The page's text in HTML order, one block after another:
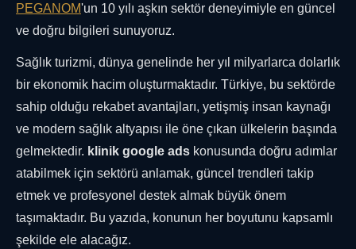
PEGANOM'un 10 yılı aşkın sektör deneyimiyle en güncel
ve doğru bilgileri sunuyoruz.
Sağlık turizmi, dünya genelinde her yıl milyarlarca dolarlık
bir ekonomik hacim oluşturmaktadır. Türkiye, bu sektörde
sahip olduğu rekabet avantajları, yetişmiş insan kaynağı
ve modern sağlık altyapısı ile öne çıkan ülkelerin başında
gelmektedir. klinik google ads konusunda doğru adımlar
atabilmek için sektörü anlamak, güncel trendleri takip
etmek ve profesyonel destek almak büyük önem
taşımaktadır. Bu yazıda, konunun her boyutunu kapsamlı
şekilde ele alacağız.